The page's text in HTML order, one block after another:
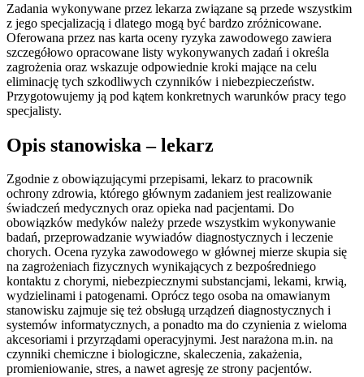
Zadania wykonywane przez lekarza związane są przede wszystkim
z jego specjalizacją i dlatego mogą być bardzo zróżnicowane.
Oferowana przez nas karta oceny ryzyka zawodowego zawiera
szczegółowo opracowane listy wykonywanych zadań i określa
zagrożenia oraz wskazuje odpowiednie kroki mające na celu
eliminację tych szkodliwych czynników i niebezpieczeństw.
Przygotowujemy ją pod kątem konkretnych warunków pracy tego
specjalisty.
Opis stanowiska – lekarz
Zgodnie z obowiązującymi przepisami, lekarz to pracownik
ochrony zdrowia, którego głównym zadaniem jest realizowanie
świadczeń medycznych oraz opieka nad pacjentami. Do
obowiązków medyków należy przede wszystkim wykonywanie
badań, przeprowadzanie wywiadów diagnostycznych i leczenie
chorych. Ocena ryzyka zawodowego w głównej mierze skupia się
na zagrożeniach fizycznych wynikających z bezpośredniego
kontaktu z chorymi, niebezpiecznymi substancjami, lekami, krwią,
wydzielinami i patogenami. Oprócz tego osoba na omawianym
stanowisku zajmuje się też obsługą urządzeń diagnostycznych i
systemów informatycznych, a ponadto ma do czynienia z wieloma
akcesoriami i przyrządami operacyjnymi. Jest narażona m.in. na
czynniki chemiczne i biologiczne, skaleczenia, zakażenia,
promieniowanie, stres, a nawet agresję ze strony pacjentów.